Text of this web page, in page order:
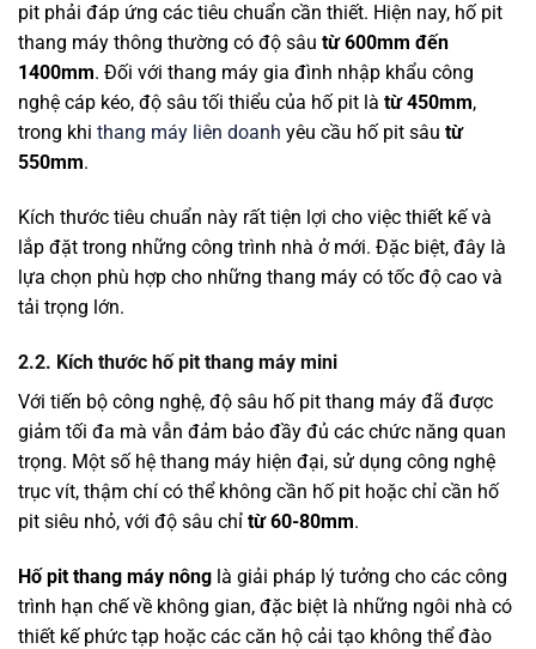
pit phải đáp ứng các tiêu chuẩn cần thiết. Hiện nay, hố pit
thang máy thông thường có độ sâu từ 600mm đến
1400mm. Đối với thang máy gia đình nhập khẩu công
nghệ cáp kéo, độ sâu tối thiểu của hố pit là từ 450mm,
trong khi thang máy liên doanh yêu cầu hố pit sâu từ
550mm.
Kích thước tiêu chuẩn này rất tiện lợi cho việc thiết kế và
lắp đặt trong những công trình nhà ở mới. Đặc biệt, đây là
lựa chọn phù hợp cho những thang máy có tốc độ cao và
tải trọng lớn.
2.2. Kích thước hố pit thang máy mini
Với tiến bộ công nghệ, độ sâu hố pit thang máy đã được
giảm tối đa mà vẫn đảm bảo đầy đủ các chức năng quan
trọng. Một số hệ thang máy hiện đại, sử dụng công nghệ
trục vít, thậm chí có thể không cần hố pit hoặc chỉ cần hố
pit siêu nhỏ, với độ sâu chỉ từ 60-80mm.
Hố pit thang máy nông là giải pháp lý tưởng cho các công
trình hạn chế về không gian, đặc biệt là những ngôi nhà có
thiết kế phức tạp hoặc các căn hộ cải tạo không thể đào